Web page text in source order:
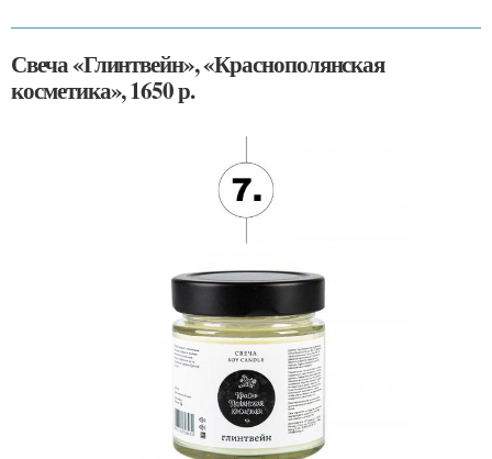
Свеча «Глинтвейн», «Краснополянская
косметика», 1650 р.